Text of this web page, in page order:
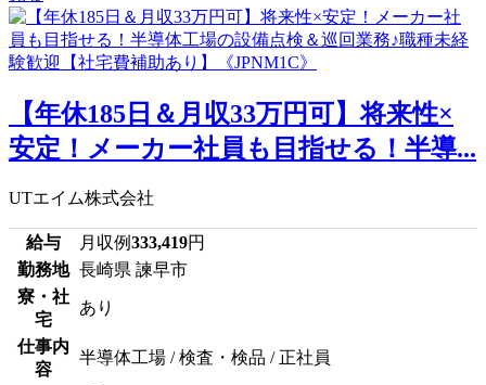
【年休185日＆月収33万円可】将来性×
安定！メーカー社員も目指せる！半導...
UTエイム株式会社
給与 月収例333,419円
勤務地 長崎県 諫早市
寮・社
宅
あり
仕事内
容
半導体工場 / 検査・検品 / 正社員